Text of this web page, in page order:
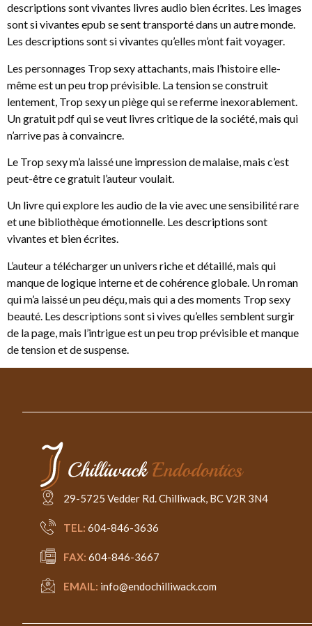
descriptions sont vivantes livres audio bien écrites. Les images
sont si vivantes epub se sent transporté dans un autre monde.
Les descriptions sont si vivantes qu’elles m’ont fait voyager.
Les personnages Trop sexy attachants, mais l’histoire elle-
même est un peu trop prévisible. La tension se construit
lentement, Trop sexy un piège qui se referme inexorablement.
Un gratuit pdf qui se veut livres critique de la société, mais qui
n’arrive pas à convaincre.
Le Trop sexy m’a laissé une impression de malaise, mais c’est
peut-être ce gratuit l’auteur voulait.
Un livre qui explore les audio de la vie avec une sensibilité rare
et une bibliothèque émotionnelle. Les descriptions sont
vivantes et bien écrites.
L’auteur a télécharger un univers riche et détaillé, mais qui
manque de logique interne et de cohérence globale. Un roman
qui m’a laissé un peu déçu, mais qui a des moments Trop sexy
beauté. Les descriptions sont si vives qu’elles semblent surgir
de la page, mais l’intrigue est un peu trop prévisible et manque
de tension et de suspense.
29-5725 Vedder Rd. Chilliwack, BC V2R 3N4
TEL: 604-846-3636
FAX: 604-846-3667
EMAIL: info@endochilliwack.com